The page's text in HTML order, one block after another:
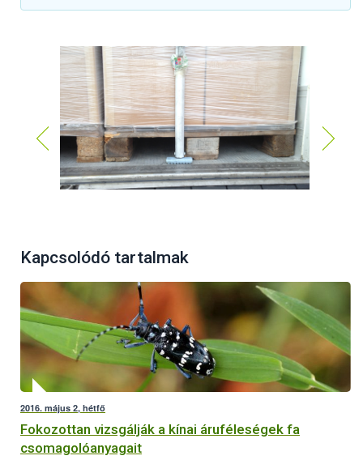
faanyagok (alátétfa, stafnifa, raklap stb.)
Kapcsolódó tartalmak
2016. május 2, hétfő
Fokozottan vizsgálják a kínai áruféleségek fa
csomagolóanyagait